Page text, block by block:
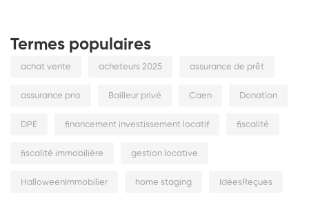
Termes populaires
achat vente acheteurs 2025 assurance de prêt
assurance pno Bailleur privé Caen Donation
DPE financement investissement locatif fiscalité
fiscalité immobilière gestion locative
HalloweenImmobilier home staging IdéesReçues